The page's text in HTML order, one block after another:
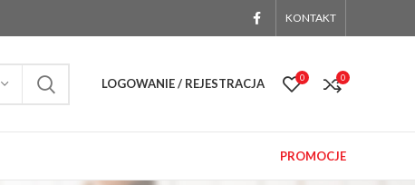
KONTAKT
LOGOWANIE / REJESTRACJA 0 0
PROMOCJE